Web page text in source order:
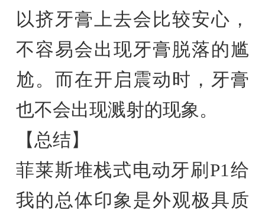
以挤牙膏上去会比较安心，
不容易会出现牙膏脱落的尴
尬。而在开启震动时，牙膏
也不会出现溅射的现象。
【总结】
菲莱斯堆栈式电动牙刷P1给
我的总体印象是外观极具质